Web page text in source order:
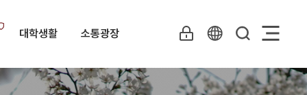
대학생활 소통광장